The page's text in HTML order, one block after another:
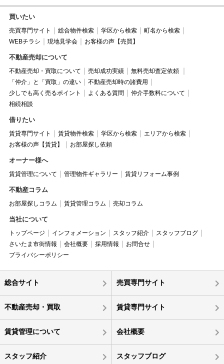
買いたい
売買専門サイト 総合物件検索 学区から検索
町名から検索
WEBチラシ
現地見学会 お客様の声【売買】
不動産売却について
不動産売却・買取について 売却成功実績
無料売却査定依頼
「仲介」と「買取」の違い
不動産売却時の諸費用
少しでも高く売るポイント
よくある質問
仲介手数料について
相続相談
借りたい
賃貸専門サイト 賃貸物件検索 学区から検索
エリアから検索
お客様の声【賃貸】
お部屋探し依頼
オーナー様へ
賃貸管理について 管理物件ギャラリー 賃貸リフォーム事例
不動産コラム
お部屋探しコラム 賃貸管理コラム 売却コラム
当社について
トップページ インフォメーション スタッフ紹介
スタッフブログ
さいたま市街情報
会社概要 採用情報
お問合せ
プライバシーポリシー
総合サイト 売買専門サイト
不動産売却・買取 賃貸専門サイト
賃貸管理について 会社概要
スタッフ紹介 スタッフブログ